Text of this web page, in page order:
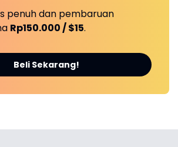
penuh dan pembaruan
Rp150.000 / $15.
Beli Sekarang!